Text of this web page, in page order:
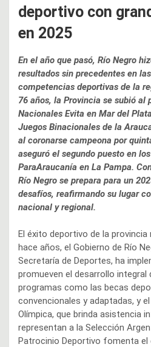
deportivo con
en 2025
En el año que pasó, Río Negro
resultados sin precedentes en
competencias deportivas de la
76 años, la Provincia se subió al
Nacionales Evita en Mar del
Juegos Binacionales de la
al coronarse campeona por
aseguró el segundo puesto en
ParaAraucanía en La Pampa.
Río Negro se prepara para un
desafíos, reafirmando su lugar
nacional y regional.
El éxito deportivo de la provincia
hace años, el Gobierno de Río
Secretaría de Deportes, ha
promueven el desarrollo
programas como las becas
convencionales y adaptadas, y
Olímpica, que brinda asistencia
representan a la Selección
Patrocinio Deportivo fomenta el